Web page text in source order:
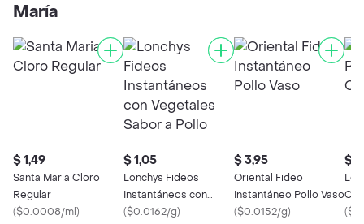
María
$ 1,49
Santa Maria Cloro
Regular
($0.0008/ml)
$ 1,05
Lonchys Fideos
Instantáneos con
Vegetales Sabor a
($0.0162/g)
$ 3,95
Oriental Fideo
Instantáneo Pollo Vaso
($0.0152/g)
$
(